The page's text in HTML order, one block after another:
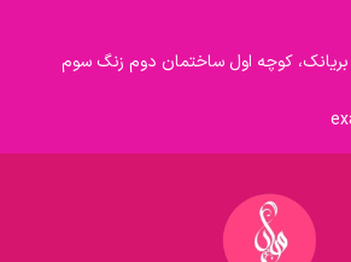
بریانک، کوچه اول ساختمان دوم زنگ سوم